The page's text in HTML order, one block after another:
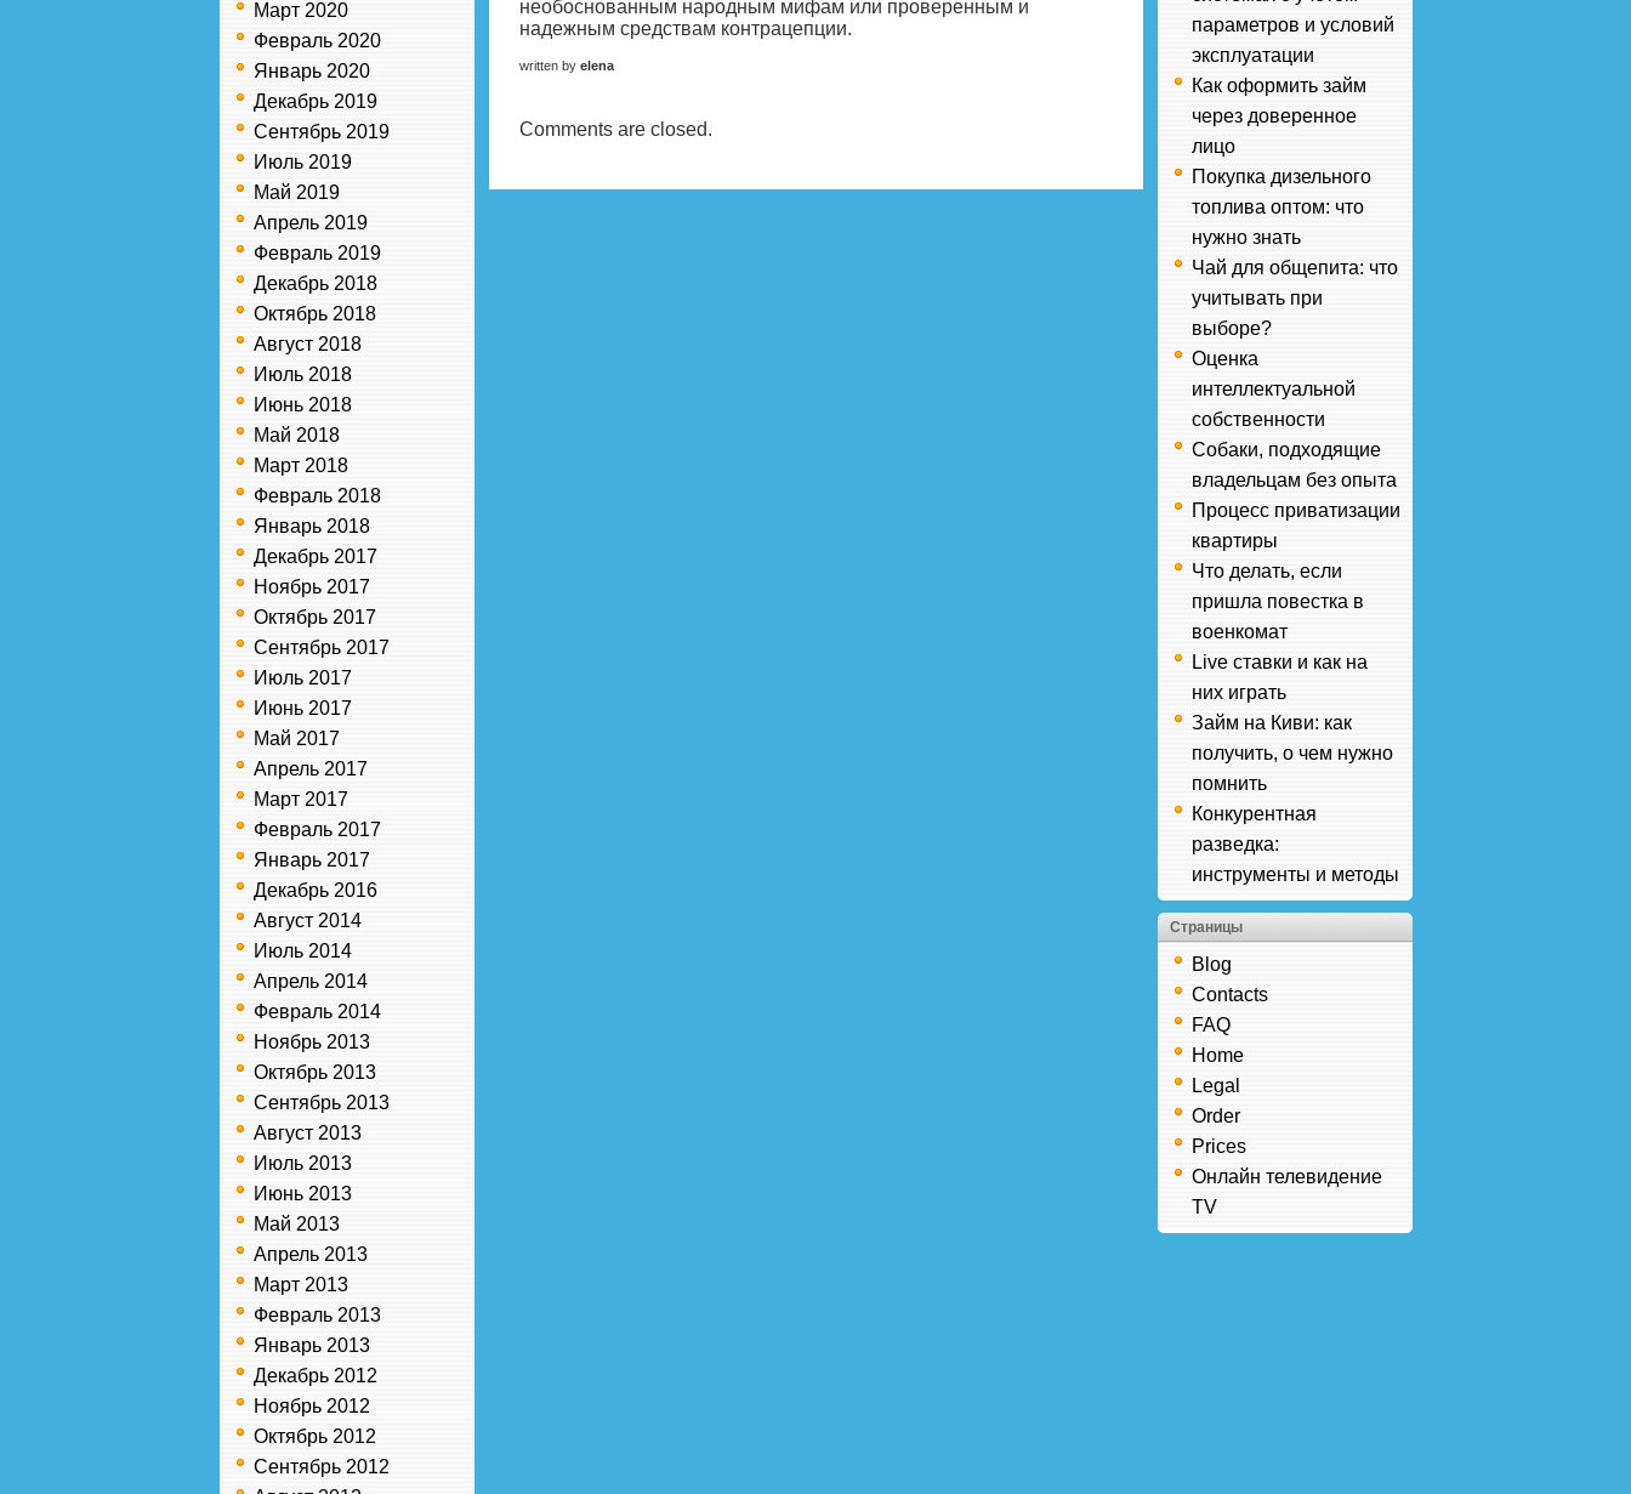
Март 2020
Февраль 2020
Январь 2020
Декабрь 2019
Сентябрь 2019
Июль 2019
Май 2019
Апрель 2019
Февраль 2019
Декабрь 2018
Октябрь 2018
Август 2018
Июль 2018
Июнь 2018
Май 2018
Март 2018
Февраль 2018
Январь 2018
Декабрь 2017
Ноябрь 2017
Октябрь 2017
Сентябрь 2017
Июль 2017
Июнь 2017
Май 2017
Апрель 2017
Март 2017
Февраль 2017
Январь 2017
Декабрь 2016
Август 2014
Июль 2014
Апрель 2014
Февраль 2014
Ноябрь 2013
Октябрь 2013
Сентябрь 2013
Август 2013
Июль 2013
Июнь 2013
Май 2013
Апрель 2013
Март 2013
Февраль 2013
Январь 2013
Декабрь 2012
Ноябрь 2012
Октябрь 2012
Сентябрь 2012
необоснованным народным мифам или проверенным и
надежным средствам контрацепции.
written by elena
Comments are closed.
параметров и условий
эксплуатации
Как оформить займ
через доверенное
лицо
Покупка дизельного
топлива оптом: что
нужно знать
Чай для общепита: что
учитывать при
выборе?
Оценка
интеллектуальной
собственности
Собаки, подходящие
владельцам без опыта
Процесс приватизации
квартиры
Что делать, если
пришла повестка в
военкомат
Live ставки и как на
них играть
Займ на Киви: как
получить, о чем нужно
помнить
Конкурентная
разведка:
инструменты и методы
Страницы
Blog
Contacts
FAQ
Home
Legal
Order
Prices
Онлайн телевидение
TV